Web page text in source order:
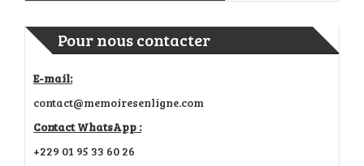
Pour nous contacter
E-mail:
contact@memoiresenligne.com
Contact WhatsApp :
+229 01 95 33 60 26